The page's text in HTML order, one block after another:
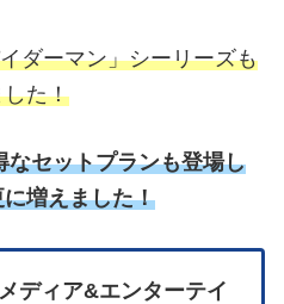
ダーマン」シーリーズも
た！
セットプランも登場し
増えました！
ディア&エンターテイ